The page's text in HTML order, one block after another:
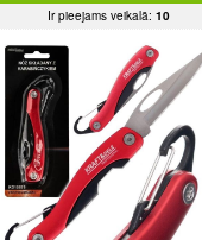
Ir pieejams veikalā: 10